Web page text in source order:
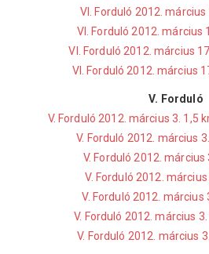
VI. Forduló 2012.
VI. Forduló 2012. március
VI. Forduló 2012. március
VI. Forduló 2012. március
V. Forduló
V. Forduló 2012. március 3. 1,5
V. Forduló 2012. március
V. Forduló 2012. március
V. Forduló 2012.
V. Forduló 2012. március
V. Forduló 2012. március
V. Forduló 2012. március